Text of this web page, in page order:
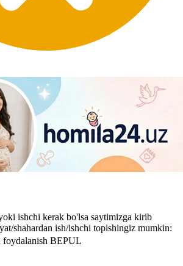
ishchi kerak bo'lsa saytimizga kirib
shahardan ish/ishchi topishingiz mumkin:
foydalanish BEPUL